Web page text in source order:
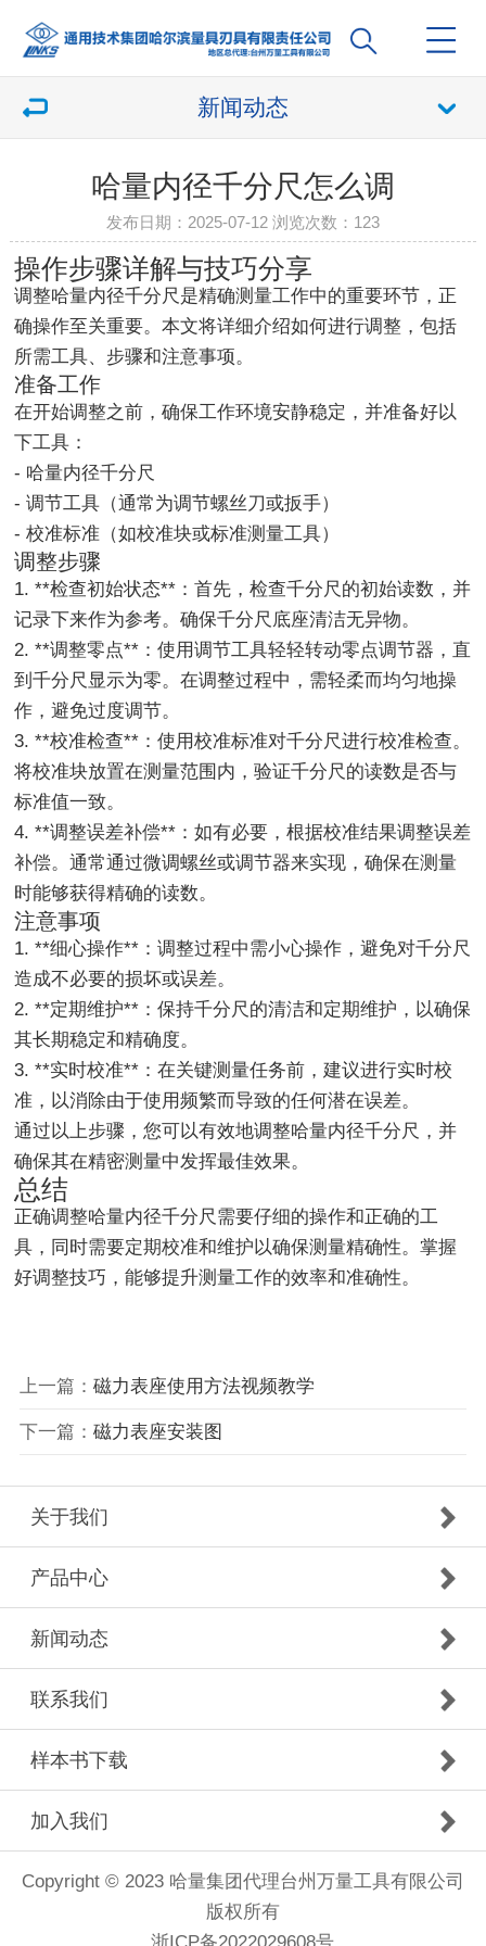
新闻动态
哈量内径千分尺怎么调
发布日期：2025-07-12 浏览次数： 123
操作步骤详解与技巧分享
调整哈量内径千分尺是精确测量工作中的重要环节，正
确操作至关重要。本文将详细介绍如何进行调整，包括
所需工具、步骤和注意事项。
准备工作
在开始调整之前，确保工作环境安静稳定，并准备好以
下工具：
- 哈量内径千分尺
- 调节工具（通常为调节螺丝刀或扳手）
- 校准标准（如校准块或标准测量工具）
调整步骤
1. **检查初始状态**：首先，检查千分尺的初始读数，并
记录下来作为参考。确保千分尺底座清洁无异物。
2. **调整零点**：使用调节工具轻轻转动零点调节器，直
到千分尺显示为零。在调整过程中，需轻柔而均匀地操
作，避免过度调节。
3. **校准检查**：使用校准标准对千分尺进行校准检查。
将校准块放置在测量范围内，验证千分尺的读数是否与
标准值一致。
4. **调整误差补偿**：如有必要，根据校准结果调整误差
补偿。通常通过微调螺丝或调节器来实现，确保在测量
时能够获得精确的读数。
注意事项
1. **细心操作**：调整过程中需小心操作，避免对千分尺
造成不必要的损坏或误差。
2. **定期维护**：保持千分尺的清洁和定期维护，以确保
其长期稳定和精确度。
3. **实时校准**：在关键测量任务前，建议进行实时校
准，以消除由于使用频繁而导致的任何潜在误差。
通过以上步骤，您可以有效地调整哈量内径千分尺，并
确保其在精密测量中发挥最佳效果。
总结
正确调整哈量内径千分尺需要仔细的操作和正确的工
具，同时需要定期校准和维护以确保测量精确性。掌握
好调整技巧，能够提升测量工作的效率和准确性。
上一篇： 磁力表座使用方法视频教学
下一篇： 磁力表座安装图
关于我们
产品中心
新闻动态
联系我们
样本书下载
加入我们
Copyright © 2023 哈量集团代理台州万量工具有限公司
版权所有